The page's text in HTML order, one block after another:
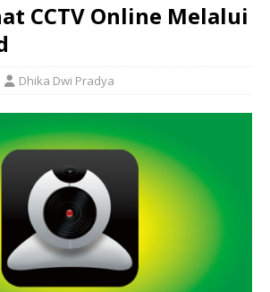
CCTV Online Melalui
Dhika Dwi Pradya